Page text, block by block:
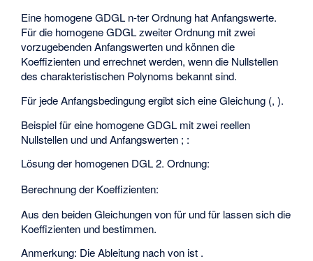
Eine homogene GDGL n-ter Ordnung hatAnfangswerte.
Für die homogene GDGL zweiter Ordnung mit zwei
vorzugebenden Anfangswerten undkönnen die
Koeffizienten underrechnet werden, wenn die Nullstellen
des charakteristischen Polynoms bekannt sind.
Für jede Anfangsbedingung ergibt sich eine Gleichung (,).
Beispiel für eine homogene GDGL mit zwei reellen
Nullstellen und und Anfangswerten ; :
Lösungder homogenen DGL 2. Ordnung:
Berechnung der Koeffizienten:
Aus den beiden Gleichungen vonfür undfür lassen sich die
Koeffizienten undbestimmen.
Anmerkung: Die Ableitung nachvon ist .